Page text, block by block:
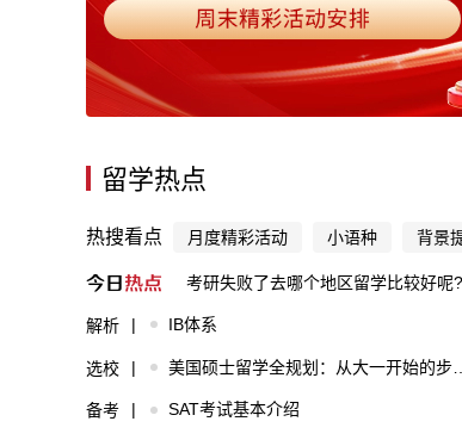
留学热点
热搜看点 月度精彩活动 小语种 背景
考研失败了去哪个地区留学比较好呢?
解析 IB体系
选校 美国硕士留学全规划：从大一开始的步步为营指南​
备考 SAT考试基本介绍